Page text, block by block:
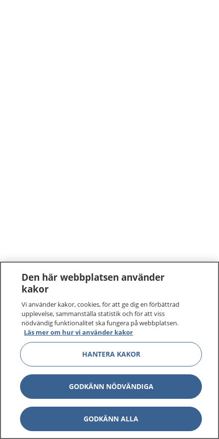
Den här webbplatsen använder
kakor
Vi använder kakor, cookies, för att ge dig en förbättrad
upplevelse, sammanställa statistik och för att viss
nödvändig funktionalitet ska fungera på webbplatsen.
Läs mer om hur vi använder kakor
HANTERA KAKOR
GODKÄNN NÖDVÄNDIGA
GODKÄNN ALLA